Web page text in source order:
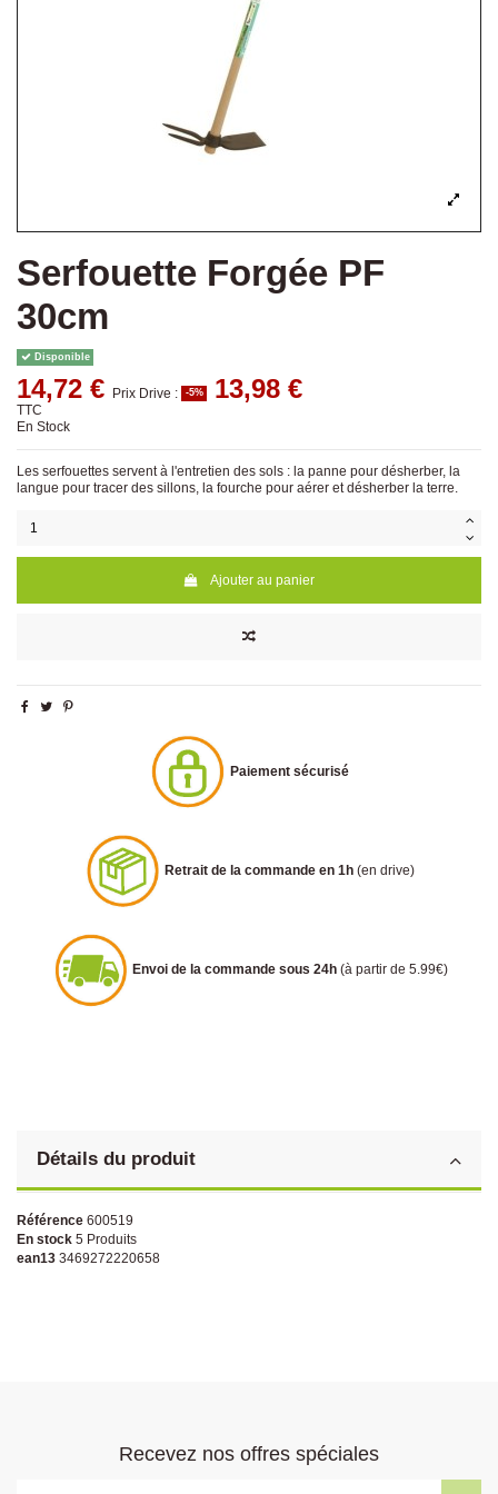
Serfouette Forgée PF
30cm
Disponible
14,72 € Prix Drive : -5% 13,98 €
TTC
En Stock
Les serfouettes servent à l'entretien des sols : la panne pour désherber, la
langue pour tracer des sillons, la fourche pour aérer et désherber la terre.
Ajouter au panier
Paiement sécurisé
Retrait de la commande en 1h (en drive)
Envoi de la commande sous 24h (à partir de 5.99€)
Détails du produit
Référence 600519
En stock 5 Produits
ean13 3469272220658
Recevez nos offres spéciales